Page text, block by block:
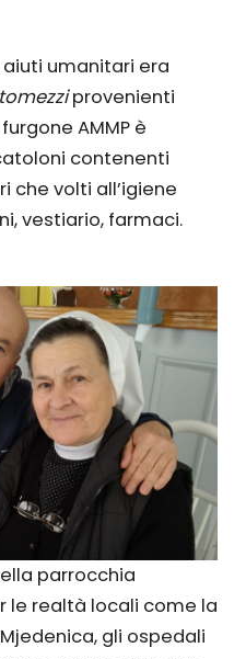
umanitari era
provenienti
AMMP è
contenenti
che volti all’igiene
vestiario, farmaci.
parrocchia
le realtà locali come la
gli ospedali